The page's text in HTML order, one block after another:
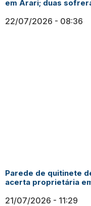
em Arari; duas
22/07/2026 08:36
Parede de quitinete
acerta proprietária
21/07/2026 11:29